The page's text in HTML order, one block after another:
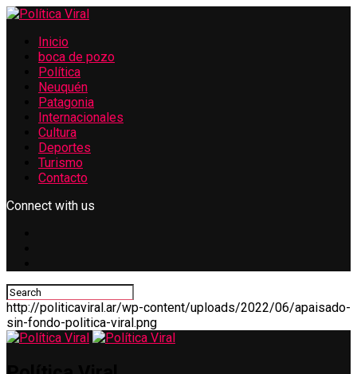
Inicio
boca de pozo
Política
Neuquén
Patagonia
Internacionales
Cultura
Deportes
Turismo
Contacto
Connect with us
http://politicaviral.ar/wp-content/uploads/2022/06/apaisado-
sin-fondo-politica-viral.png